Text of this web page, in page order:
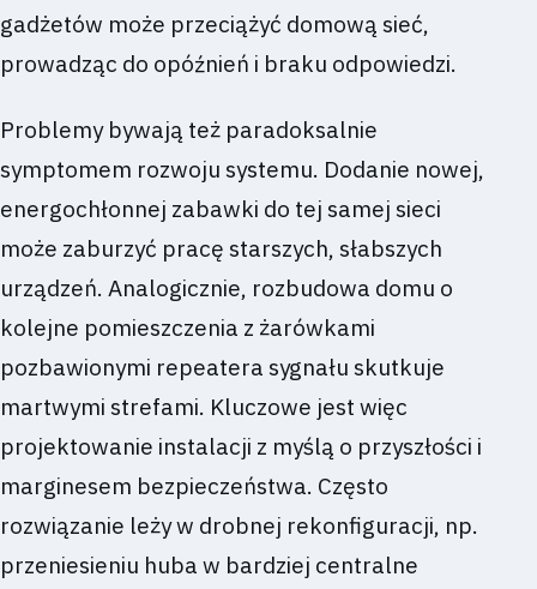
gadżetów może przeciążyć domową sieć,
prowadząc do opóźnień i braku odpowiedzi.
Problemy bywają też paradoksalnie
symptomem rozwoju systemu. Dodanie nowej,
energochłonnej zabawki do tej samej sieci
może zaburzyć pracę starszych, słabszych
urządzeń. Analogicznie, rozbudowa domu o
kolejne pomieszczenia z żarówkami
pozbawionymi repeatera sygnału skutkuje
martwymi strefami. Kluczowe jest więc
projektowanie instalacji z myślą o przyszłości i
marginesem bezpieczeństwa. Często
rozwiązanie leży w drobnej rekonfiguracji, np.
przeniesieniu huba w bardziej centralne